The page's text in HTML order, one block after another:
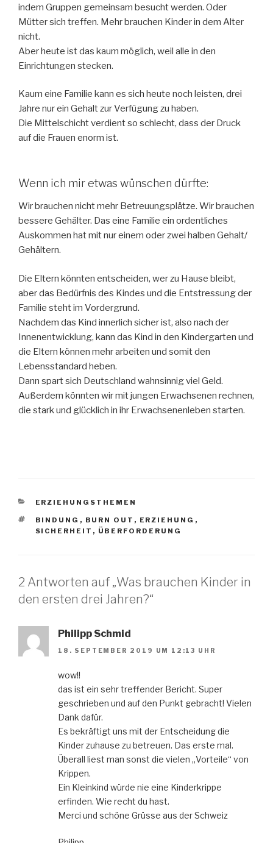
indem Gruppen gemeinsam besucht werden. Oder
Mütter sich treffen. Mehr brauchen Kinder in dem Alter
nicht.
Aber heute ist das kaum möglich, weil alle in den
Einrichtungen stecken.
Kaum eine Familie kann es sich heute noch leisten, drei
Jahre nur ein Gehalt zur Verfügung zu haben.
Die Mittelschicht verdient so schlecht, dass der Druck
auf die Frauen enorm ist.
Wenn ich mir etwas wünschen dürfte:
Wir brauchen nicht mehr Betreuungsplätze. Wir brauchen
bessere Gehälter. Das eine Familie ein ordentliches
Auskommen hat mit nur einem oder zwei halben Gehalt/
Gehältern.
Die Eltern könnten entscheiden, werzu Hause bleibt,
aber das Bedürfnis des Kindes und die Entstressungder
Familie steht im Vordergrund.
Nachdem das Kind innerlich sicher ist, also nach der
Innenentwicklung, kann das Kind in den Kindergarten und
die Eltern können mehr arbeiten und somit den
Lebensstandard heben.
Dann spart sich Deutschland wahnsinnig viel Geld.
Außerdem könnten wir mit jungen Erwachsenen rechnen,
die stark und glücklich in ihr Erwachsenenleben starten.
KATEGORIEN
ERZIEHUNGSTHEMEN
SCHLAGWÖRTER
BINDUNG , BURN OUT , ERZIEHUNG ,
SICHERHEIT , ÜBERFORDERUNG
2 Antworten auf „Was brauchen Kinder in
den ersten drei Jahren?“
Philipp Schmid
18. SEPTEMBER 2019 UM 12:13 UHR
wow!!
das ist ein sehr treffender Bericht. Super
geschrieben und auf den Punkt gebracht! Vielen
Dank dafür.
Es bekräftigt uns mit der Entscheidung die
Kinder zuhause zu betreuen. Das erste mal.
Überall liest man sonst die vielen „Vorteile“ von
Krippen.
Ein Kleinkind würde nie eine Kinderkrippe
erfinden. Wie recht du hast.
Merci und schöne Grüsse aus der Schweiz